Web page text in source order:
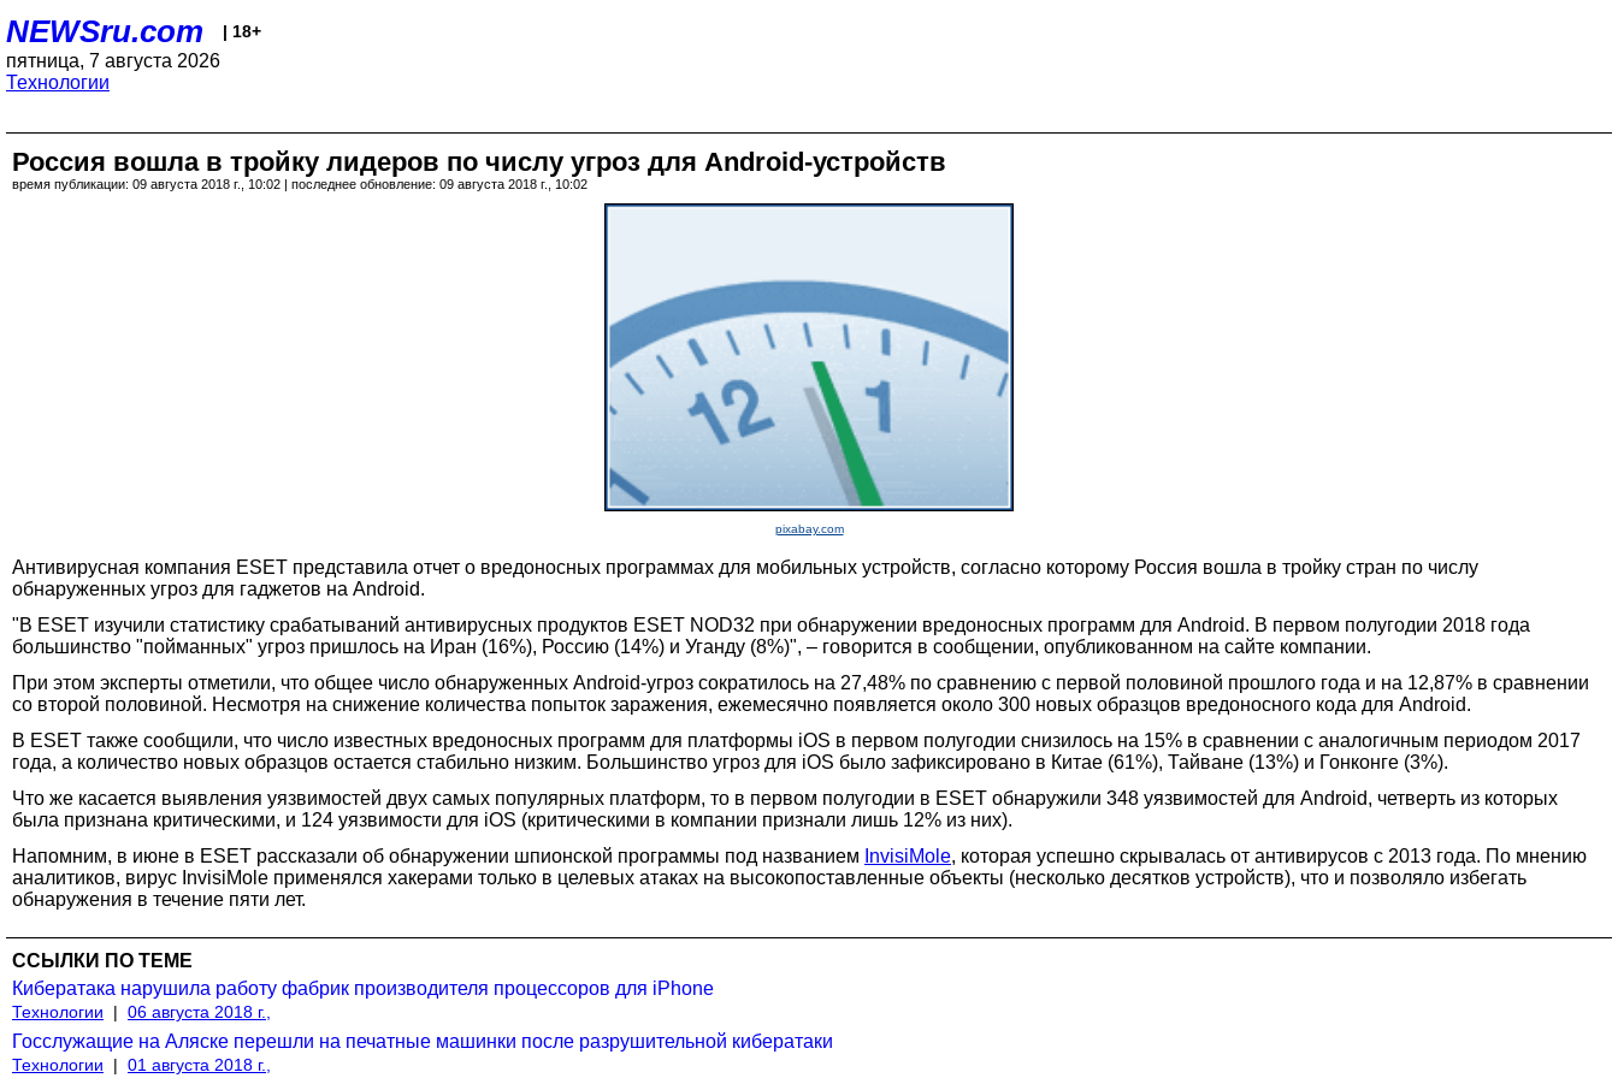
NEWSru.com | 18+
пятница, 7 августа 2026
Технологии
Россия вошла в тройку лидеров по числу угроз для Android-устройств
время публикации: 09 августа 2018 г., 10:02 | последнее обновление: 09 августа 2018 г., 10:02
pixabay.com
Антивирусная компания ESET представила отчет о вредоносных программах для мобильных устройств, согласно которому Россия вошла в тройку стран по числу
обнаруженных угроз для гаджетов на Android.
"В ESET изучили статистику срабатываний антивирусных продуктов ESET NOD32 при обнаружении вредоносных программ для Android. В первом полугодии 2018 года
большинство "пойманных" угроз пришлось на Иран (16%), Россию (14%) и Уганду (8%)", – говорится в сообщении, опубликованном на сайте компании.
При этом эксперты отметили, что общее число обнаруженных Android-угроз сократилось на 27,48% по сравнению с первой половиной прошлого года и на 12,87% в сравнении
со второй половиной. Несмотря на снижение количества попыток заражения, ежемесячно появляется около 300 новых образцов вредоносного кода для Android.
В ESET также сообщили, что число известных вредоносных программ для платформы iOS в первом полугодии снизилось на 15% в сравнении с аналогичным периодом 2017
года, а количество новых образцов остается стабильно низким. Большинство угроз для iOS было зафиксировано в Китае (61%), Тайване (13%) и Гонконге (3%).
Что же касается выявления уязвимостей двух самых популярных платформ, то в первом полугодии в ESET обнаружили 348 уязвимостей для Android, четверть из которых
была признана критическими, и 124 уязвимости для iOS (критическими в компании признали лишь 12% из них).
Напомним, в июне в ESET рассказали об обнаружении шпионской программы под названием InvisiMole, которая успешно скрывалась от антивирусов с 2013 года. По мнению
аналитиков, вирус InvisiMole применялся хакерами только в целевых атаках на высокопоставленные объекты (несколько десятков устройств), что и позволяло избегать
обнаружения в течение пяти лет.
ССЫЛКИ ПО ТЕМЕ
Кибератака нарушила работу фабрик производителя процессоров для iPhone
Технологии | 06 августа 2018 г.,
Госслужащие на Аляске перешли на печатные машинки после разрушительной кибератаки
Технологии | 01 августа 2018 г.,